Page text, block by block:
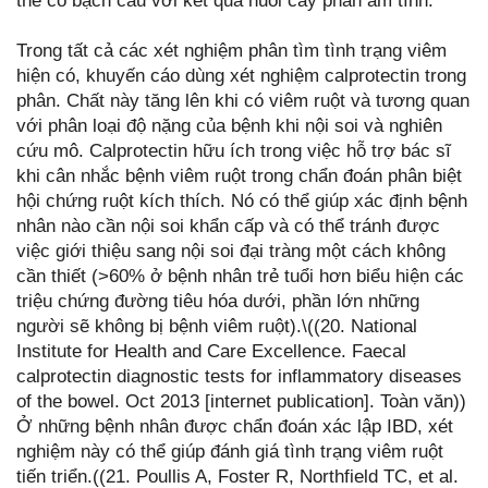
Trong tất cả các xét nghiệm phân tìm tình trạng viêm
hiện có, khuyến cáo dùng xét nghiệm calprotectin trong
phân. Chất này tăng lên khi có viêm ruột và tương quan
với phân loại độ nặng của bệnh khi nội soi và nghiên
cứu mô. Calprotectin hữu ích trong việc hỗ trợ bác sĩ
khi cân nhắc bệnh viêm ruột trong chẩn đoán phân biệt
hội chứng ruột kích thích. Nó có thể giúp xác định bệnh
nhân nào cần nội soi khẩn cấp và có thể tránh được
việc giới thiệu sang nội soi đại tràng một cách không
cần thiết (>60% ở bệnh nhân trẻ tuổi hơn biểu hiện các
triệu chứng đường tiêu hóa dưới, phần lớn những
người sẽ không bị bệnh viêm ruột).\((20. National
Institute for Health and Care Excellence. Faecal
calprotectin diagnostic tests for inflammatory diseases
of the bowel. Oct 2013 [internet publication]. Toàn văn))
Ở những bệnh nhân được chẩn đoán xác lập IBD, xét
nghiệm này có thể giúp đánh giá tình trạng viêm ruột
tiến triển.((21. Poullis A, Foster R, Northfield TC, et al.